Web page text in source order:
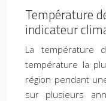
Température
indicateur
La température
température la
région pendant
sur plusieurs